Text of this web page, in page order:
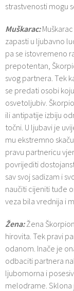
strastvenosti mogu
Muškarac:
zapasti u ljubavno
pa se istovremeno
prepotentan,
svog partnera. Tek
se predati osobi
osvetoljubiv.
ili antipatije izbiju
točni. U ljubavi je
mu ekstremno
pravu partnericu
povrijediti
sav svoj sadizam i
naučiti cijeniti tuđe
veza bila vrednija i
Žena:Žena
hirovita. Tek pravi
odanom. Inače je
odbaciti partnera
ljubomorna i
melodrame. Sklona